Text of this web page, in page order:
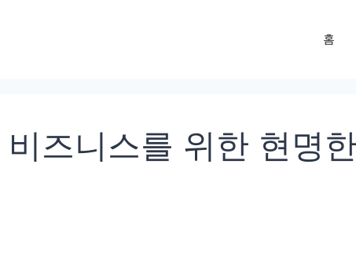
홈
즈니스를 위한 현명